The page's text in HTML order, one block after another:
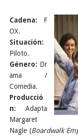
Cadena: F
OX.
Situación:
Piloto.
Género: Dr
ama /
Comedia.
Producció
n: Adapta
Margaret
Nagle (Boardwalk